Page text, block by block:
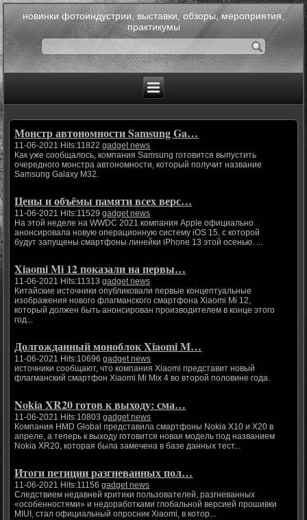
новинки фотоиндустрии, выставки, обзоры, мероприятия,
практикумы
Монстр автономности Samsung Ga…
11-06-2021 Hits:11822gadget news
Как уже сообщалось, компания Samsung готовится выпустить
очередного монстра автономности, который получит название
Samsung Galaxy M32.
Цены и объёмы памяти всех верс…
11-06-2021 Hits:11529gadget news
На этой неделе на WWDC 2021 компания Apple официально
анонсировала новую операционную систему iOS 15, с которой
будут запущены смартфоны линейки iPhone 13 этой осенью. ...
Xiaomi Mi 12 показали на первы…
11-06-2021 Hits:11313gadget news
Китайские источники опубликовали первые концептуальные
изображения нового флагманского смартфона Xiaomi Mi 12,
который должен быть анонсирован производителем в конце этого
год...
Долгожданный моноблок Xiaomi M…
11-06-2021 Hits:10696gadget news
источники сообщают, что компания Xiaomi представит новый
флагманский смартфон Xiaomi Mi Mix 4 во второй половине года.
Nokia XR20 готов к выходу: сма…
11-06-2021 Hits:10803gadget news
Компания HMD Global представила смартфоны Nokia X10 и X20 в
апреле, а теперь к выходу готовится новая модель под названием
Nokia XR20, которая была замечена в базе данных тест...
Итоги петиции разгневанных пол…
11-06-2021 Hits:11156gadget news
Следствием недавней критики пользователей, разгневанных
«особенностями» и недоработками глобальной версией прошивки
MIUI, стал официальный опросник Xiaomi, в котор...